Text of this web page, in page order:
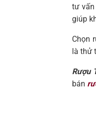
tư vấn
giúp
Chọn
là thử
Rượu
bán